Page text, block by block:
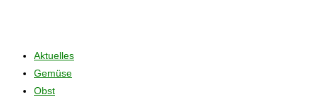
Aktuelles
Gemüse
Obst